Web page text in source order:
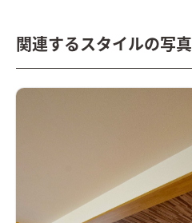
関連するスタイルの写真